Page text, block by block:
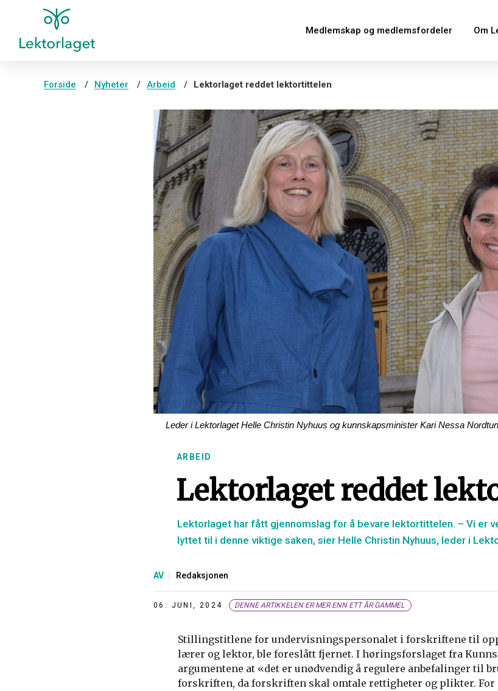
Medlemskap og medlemsfordeler Om
Forside Nyheter Arbeid Lektorlaget reddet lektortittelen
Leder i Lektorlaget Helle Christin Nyhuus og kunnskapsminister Kari Nessa
ARBEID
Lektorlaget reddet
Lektorlaget har fått gjennomslag for å bevare lektortittelen. – Vi er
lyttet til i denne viktige saken, sier Helle Christin Nyhuus, leder i
AV Redaksjonen
06. JUNI, 2024 DENNE ARTIKKELEN ER MER ENN ETT ÅR GAMMEL
Stillingstitlene for undervisningspersonalet i forskriftene til
lærer og lektor, ble foreslått fjernet. I høringsforslaget fra
argumentene at «det er unødvendig å regulere anbefalinger til
forskriften, da forskriften skal omtale rettigheter og plikter.